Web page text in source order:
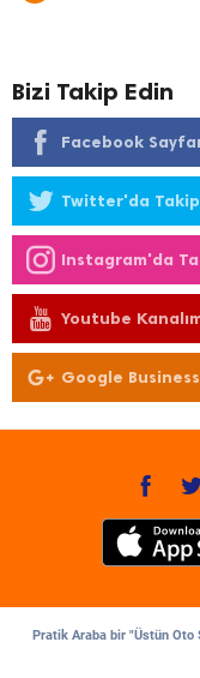
Bizi Takip Edin
Facebook
Twitter'da
Instagram'da
Youtube
Google
Pratik Araba bir "Üstün Oto